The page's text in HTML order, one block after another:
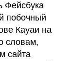
Фейсбука
побочный
Кауаи на
словам,
сайта